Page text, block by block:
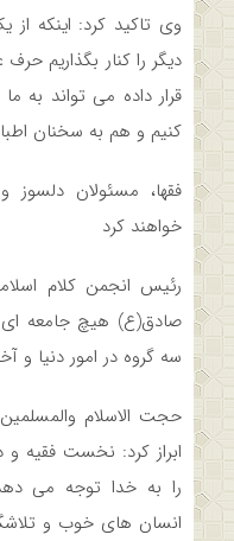
وی تاکید کرد: اینکه
دیگر را کنار بگذاریم
قرار داده می تواند به
کنیم و هم به سخنان
فقها، مسئولان دلسوز
خواهند کرد
رئیس انجمن کلام
صادق(ع) هیچ جامعه ای
سه گروه در امور دنیا
حجت الاسلام
ابراز کرد: نخست فقیه و
را به خدا توجه می
انسان های خوب و